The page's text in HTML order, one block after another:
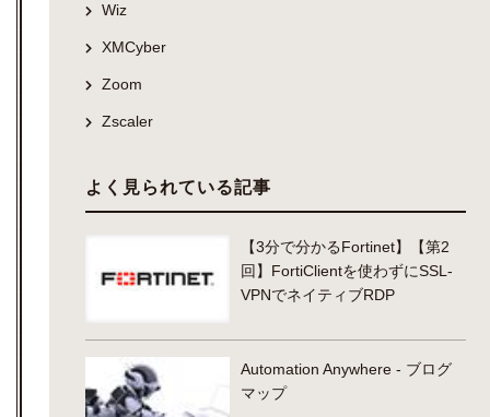
Wiz
XMCyber
Zoom
Zscaler
よく見られている記事
【3分で分かるFortinet】【第2
回】FortiClientを使わずにSSL-
VPNでネイティブRDP
Automation Anywhere - ブログ
マップ